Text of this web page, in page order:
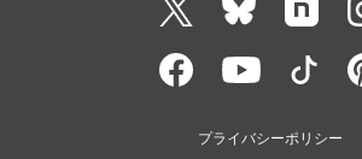
プライバシーポリシー